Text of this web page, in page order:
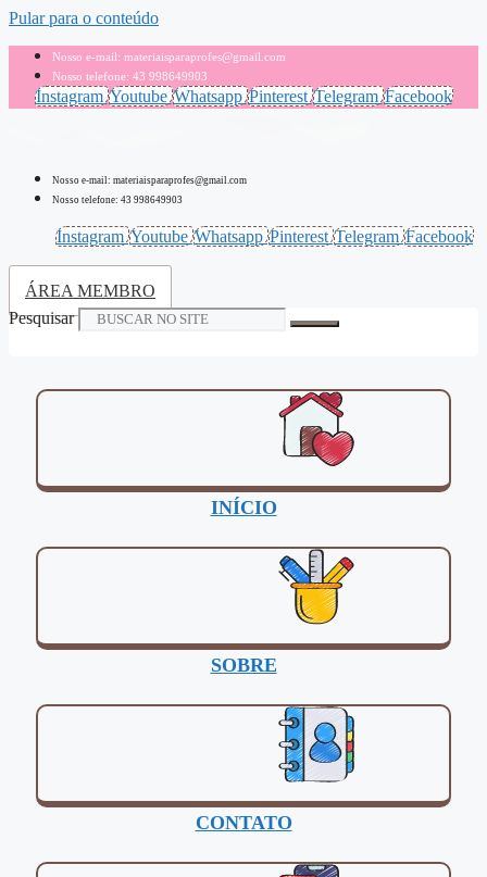
Pular para o conteúdo
Nosso e-mail: materiaisparaprofes@gmail.com
Nosso telefone: 43 998649903
Instagram Youtube Whatsapp Pinterest Telegram Facebook
Nosso e-mail: materiaisparaprofes@gmail.com
Nosso telefone: 43 998649903
Instagram Youtube Whatsapp Pinterest Telegram Facebook
ÁREA MEMBRO
Pesquisar
INÍCIO
SOBRE
CONTATO